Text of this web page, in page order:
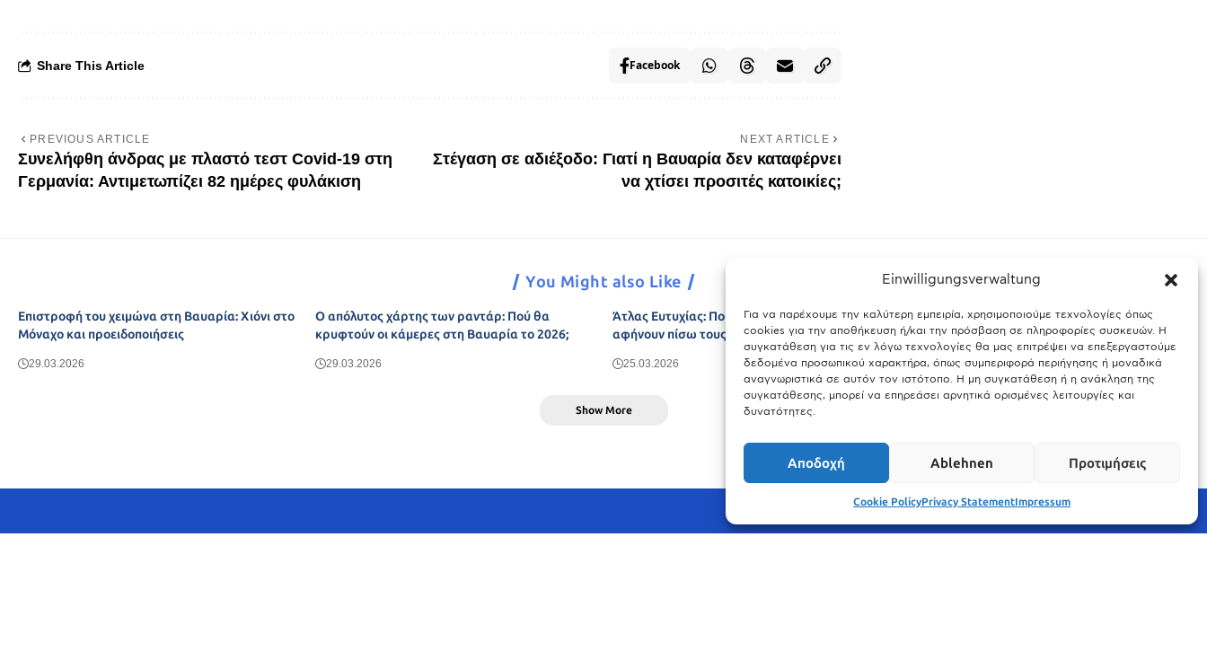
Einwilligungsverwaltung
Για να παρέχουμε την καλύτερη εμπειρία, χρησιμοποιούμε τεχνολογίες όπως
cookies για την αποθήκευση ή/και την πρόσβαση σε πληροφορίες συσκευών. Η
συγκατάθεση για τις εν λόγω τεχνολογίες θα μας επιτρέψει να επεξεργαστούμε
δεδομένα προσωπικού χαρακτήρα, όπως συμπεριφορά περιήγησης ή μοναδικά
αναγνωριστικά σε αυτόν τον ιστότοπο. Η μη συγκατάθεση ή η ανάκληση της
συγκατάθεσης, μπορεί να επηρεάσει αρνητικά ορισμένες λειτουργίες και
δυνατότητες.
Αποδοχή Ablehnen Προτιμήσεις
Cookie PolicyPrivacy StatementImpressum
Share This Article Facebook
PREVIOUS ARTICLE
Συνελήφθη άνδρας με πλαστό τεστ Covid-19 στη
Γερμανία: Αντιμετωπίζει 82 ημέρες φυλάκιση
NEXT ARTICLE
Στέγαση σε αδιέξοδο: Γιατί η Βαυαρία δεν καταφέρνει
να χτίσει προσιτές κατοικίες;
You Might also Like
Επιστροφή του χειμώνα στη Βαυαρία: Χιόνι στο
Μόναχο και προειδοποιήσεις
29.03.2026
Ο απόλυτος χάρτης των ραντάρ: Πού θα
κρυφτούν οι κάμερες στη Βαυαρία το 2026;
29.03.2026
Άτλας Ευτυχίας: Ποιες πόλεις της Βαυαρίας
αφήνουν πίσω τους το Μόναχο;
25.03.2026
Θύελλα χτυπά το Μόναχο: Κίνδυνος από τους
ισχυρούς ανέμους και τις καταιγίδες
25.03.2026
Show More